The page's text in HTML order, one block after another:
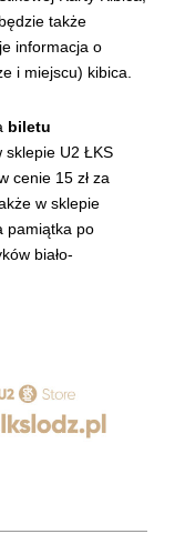
także
informacja o
i miejscu) kibica.
biletu
sklepie U2 ŁKS
cenie 15 zł za
w sklepie
pamiątka po
biało-